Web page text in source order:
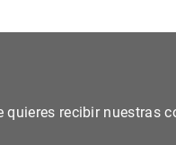
quieres recibir nuestras